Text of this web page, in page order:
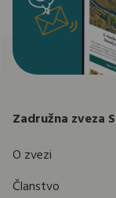
Zadružna zveza
O zvezi
Članstvo